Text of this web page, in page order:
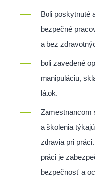
Boli poskytnuté
bezpečné
a bez
boli zavedené
manipuláciu,
látok.
Zamestnancom
a školenia
zdravia pri
práci je
bezpečnosť a